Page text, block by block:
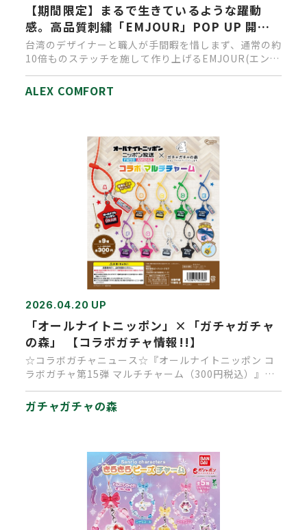
【期間限定】まるで生きているような躍動
感。高品質刺繍「EMJOUR」POP UP 開
催！
台湾のデザイナーと職人が手間暇を惜しまず、通常の約
10倍ものステッチを施して作り上げるEMJOUR(エンジ
ALEX COMFORT
2026.04.20 UP
「オールナイトニッポン」×「ガチャガチャ
の森」 【コラボガチャ情報!!】
☆コラボガチャニュース☆『オールナイトニッポン コ
ラボガチャ第15弾 マルチチャーム（300円税込）』発
ガチャガチャの森